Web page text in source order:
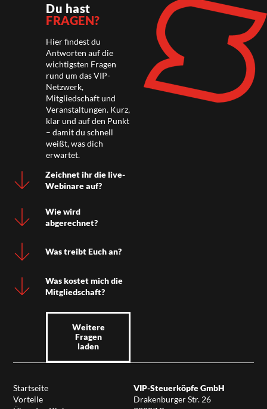
Du hast
FRAGEN?
Hier findest du
Antworten auf die
wichtigsten Fragen
rund um das VIP-
Netzwerk,
Mitgliedschaft und
Veranstaltungen. Kurz,
klar und auf den Punkt
– damit du schnell
weißt, was dich
erwartet.
Zeichnet ihr die live-
Webinare auf?
Wie wird
abgerechnet?
Was treibt Euch an?
Was kostet mich die
Mitgliedschaft?
Weitere
Fragen
laden
Startseite
Vorteile
VIP-Steuerköpfe GmbH
Drakenburger Str. 26